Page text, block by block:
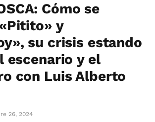
Cómo se
y
su crisis estando
escenario y el
con Luis Alberto
26, 2024